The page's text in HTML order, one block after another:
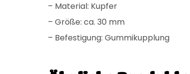
– Material: Kupfer
– Größe: ca. 30 mm
– Befestigung: Gummikupplung